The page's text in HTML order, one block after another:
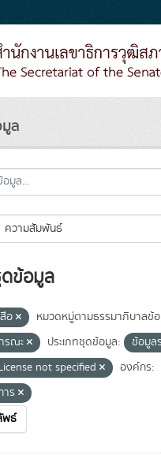
ล
ข้อมูล
อ
หมวดหมู่ตามธรรมาภิบาลข้
รณะ
ประเภทชุดข้อมูล: ข้อมูล
not specified
องค์กร:
ร
พธ์